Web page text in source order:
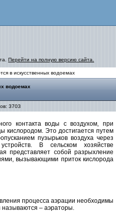
Перейти на полную версию сайта.
в искусственных водоемах
водоемах
3703
контакта воды с воздухом, при
кислородом. Это достигается путем
пузырьков воздуха через
В сельском хозяйстве
представляет собой разрыхление
вызывающими приток кислорода
процесса аэрации необходимы
– аэраторы.